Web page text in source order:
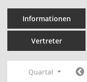
Informationen
Vertreter
Quartal